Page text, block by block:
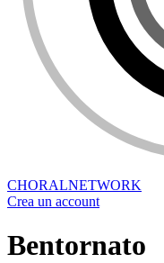
CHORALNETWORK
Crea un account
Bentornato